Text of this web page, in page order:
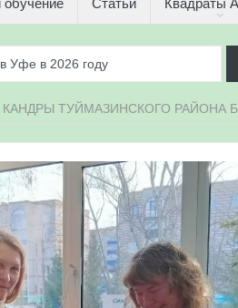
обучение Статьи Квадраты
Уфе в 2026 году
движения «Аврора»
Уфе в 2026 г.
КАНДРЫ ТУЙМАЗИНСКОГО РАЙОНА